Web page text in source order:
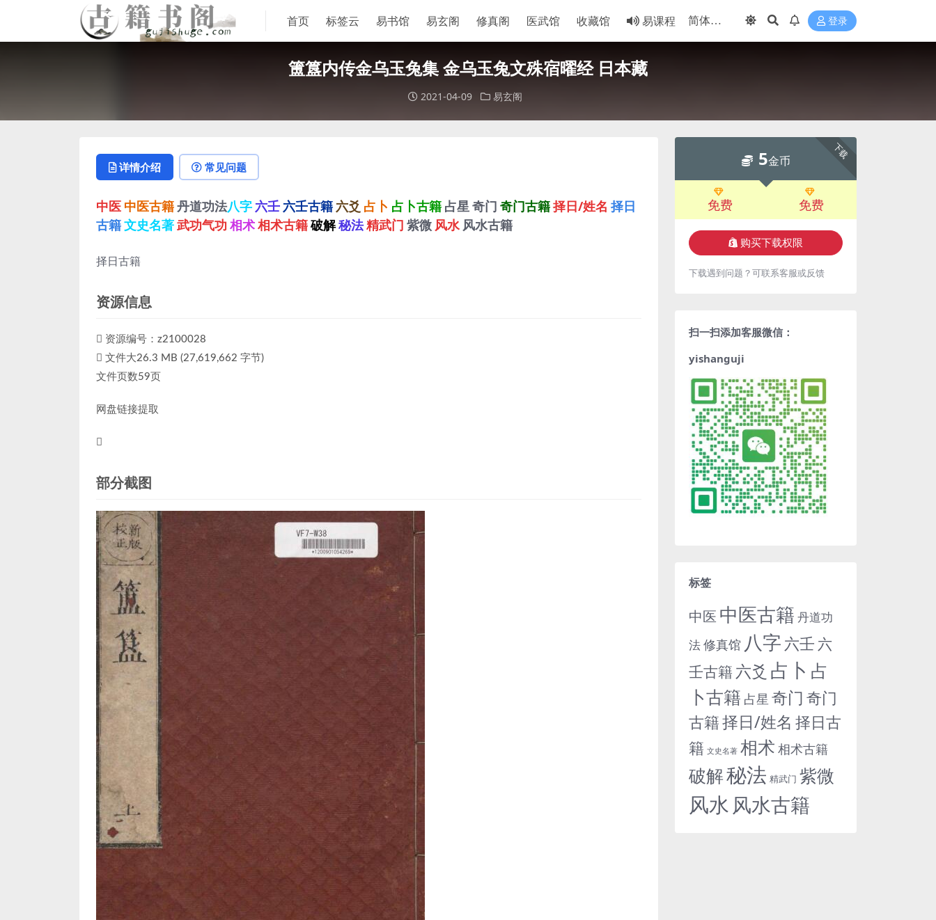
首页 标签云 易书馆 易玄阁 修真阁 医武馆 收藏馆 易课程 登录
簠簋内传金乌玉兔集 金乌玉兔文殊宿曜经 日本藏
2021-04-09 易玄阁
详情介绍 常见问题
中医 中医古籍丹道功法八字 六壬 六壬古籍 六爻 占卜 占卜古籍 占星奇门 奇门古籍择日/姓名 择日
古籍文史名著武功气功 相术相术古籍破解秘法精武门 紫微 风水 风水古籍
择日古籍
资源信息
资源编号：z2100028
文件大26.3 MB (27,619,662 字节)
文件页数59页
网盘链接提取
部分截图
下载
5金币
免费 免费
购买下载权限
下载遇到问题？可联系客服或反馈
扫一扫添加客服微信：
yishanguji
标签
中医 中医古籍 丹道功
法修真馆 八字 六壬 六
壬古籍 六爻 占卜 占
卜古籍 占星 奇门 奇门
古籍择日/姓名 择日古
籍 文史名著 相术 相术古籍
破解秘法 精武门 紫微
风水 风水古籍